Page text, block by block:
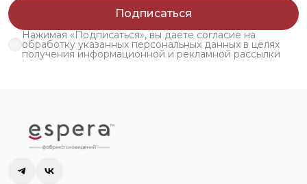
Подписаться
Нажимая «Подписаться», вы даете согласие на
обработку указанных персональных данных в целях
получения информационной и рекламной рассылки